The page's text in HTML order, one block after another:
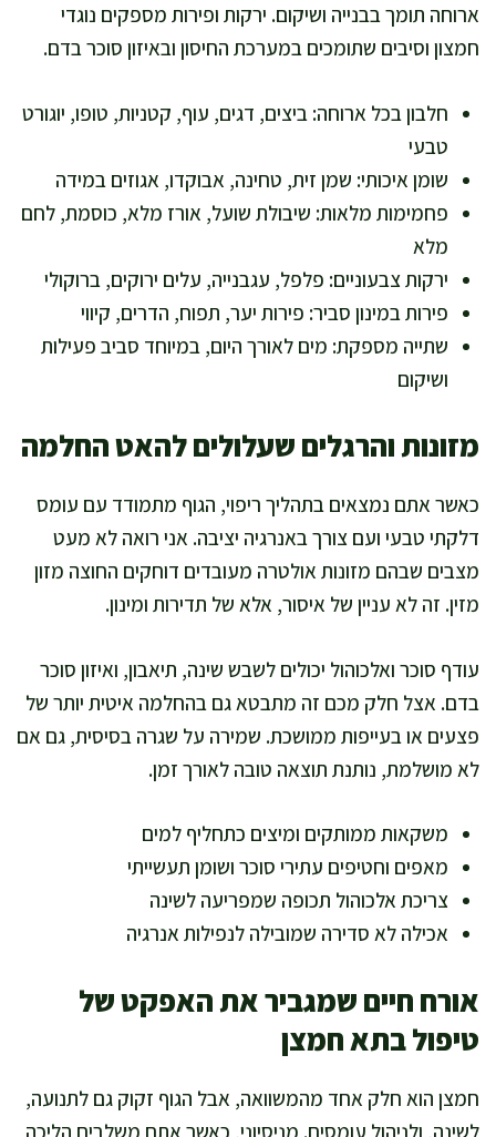
ארוחה תומך בבנייה ושיקום. ירקות ופירות מספקים נוגדי
חמצון וסיבים שתומכים במערכת החיסון ובאיזון סוכר בדם.
חלבון בכל ארוחה: ביצים, דגים, עוף, קטניות, טופו, יוגורט
טבעי
שומן איכותי: שמן זית, טחינה, אבוקדו, אגוזים במידה
פחמימות מלאות: שיבולת שועל, אורז מלא, כוסמת, לחם
מלא
ירקות צבעוניים: פלפל, עגבנייה, עלים ירוקים, ברוקולי
פירות במינון סביר: פירות יער, תפוח, הדרים, קיווי
שתייה מספקת: מים לאורך היום, במיוחד סביב פעילות
ושיקום
מזונות והרגלים שעלולים להאט החלמה
כאשר אתם נמצאים בתהליך ריפוי, הגוף מתמודד עם עומס
דלקתי טבעי ועם צורך באנרגיה יציבה. אני רואה לא מעט
מצבים שבהם מזונות אולטרה מעובדים דוחקים החוצה מזון
מזין. זה לא עניין של איסור, אלא של תדירות ומינון.
עודף סוכר ואלכוהול יכולים לשבש שינה, תיאבון, ואיזון סוכר
בדם. אצל חלק מכם זה מתבטא גם בהחלמה איטית יותר של
פצעים או בעייפות ממושכת. שמירה על שגרה בסיסית, גם אם
לא מושלמת, נותנת תוצאה טובה לאורך זמן.
משקאות ממותקים ומיצים כתחליף למים
מאפים וחטיפים עתירי סוכר ושומן תעשייתי
צריכת אלכוהול תכופה שמפריעה לשינה
אכילה לא סדירה שמובילה לנפילות אנרגיה
אורח חיים שמגביר את האפקט של
טיפול בתא חמצן
חמצן הוא חלק אחד מהמשוואה, אבל הגוף זקוק גם לתנועה,
לשינה, ולניהול עומסים. מניסיוני, כאשר אתם משלבים הליכה